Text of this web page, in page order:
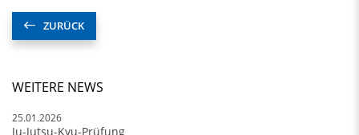
ZURÜCK
WEITERE NEWS
25.01.2026
Ju-Jutsu-Kyu-Prüfung